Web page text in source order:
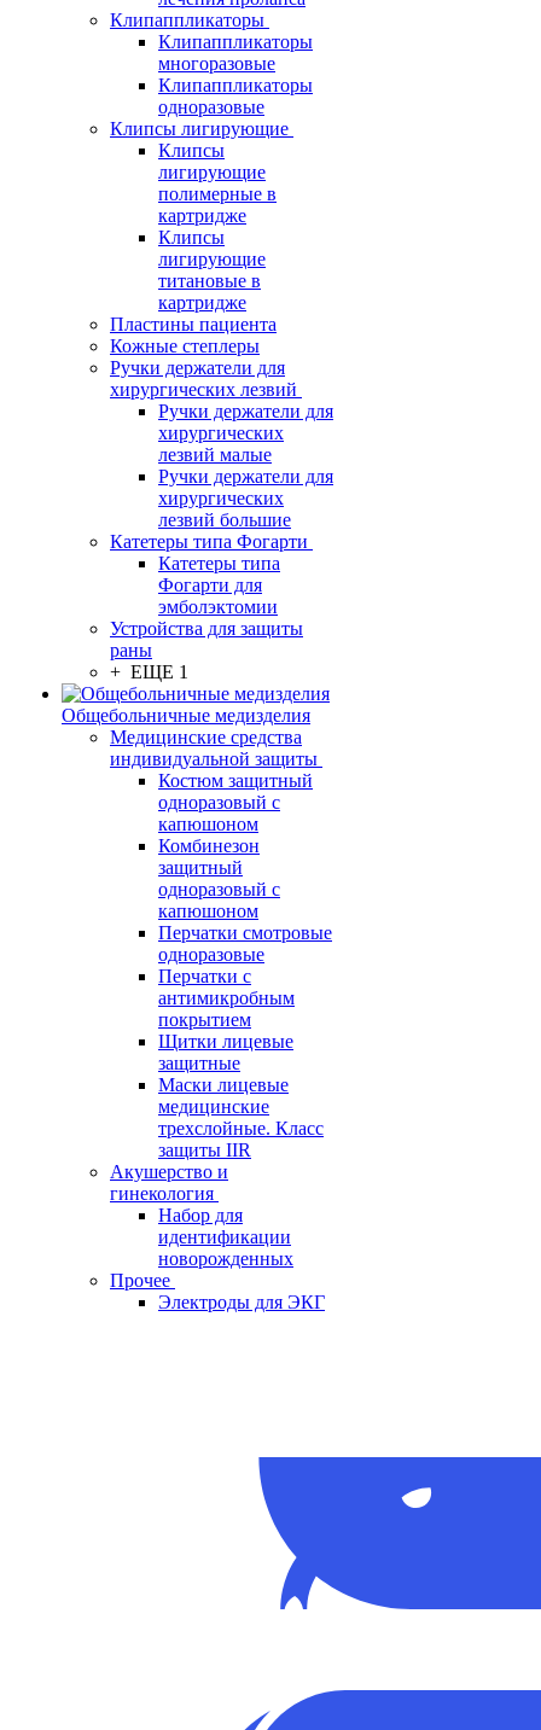
Клипаппликаторы
Клипаппликаторы
многоразовые
Клипаппликаторы
одноразовые
Клипсы лигирующие
Клипсы
лигирующие
полимерные в
картридже
Клипсы
лигирующие
титановые в
картридже
Пластины пациента
Кожные степлеры
Ручки держатели для
хирургических лезвий
Ручки держатели для
хирургических
лезвий малые
Ручки держатели для
хирургических
лезвий большие
Катетеры типа Фогарти
Катетеры типа
Фогарти для
эмболэктомии
Устройства для защиты
раны
+ ЕЩЕ 1
Общебольничные медизделия
Медицинские средства
индивидуальной защиты
Костюм защитный
одноразовый с
капюшоном
Комбинезон
защитный
одноразовый с
капюшоном
Перчатки смотровые
одноразовые
Перчатки с
антимикробным
покрытием
Щитки лицевые
защитные
Маски лицевые
медицинские
трехслойные. Класс
защиты IIR
Акушерство и
гинекология
Набор для
идентификации
новорожденных
Прочее
Электроды для ЭКГ